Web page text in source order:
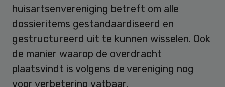
huisartsenvereniging betreft om alle
dossieritems gestandaardiseerd en
gestructureerd uit te kunnen wisselen. Ook
de manier waarop de overdracht
plaatsvindt is volgens de vereniging nog
voor verbetering vatbaar.